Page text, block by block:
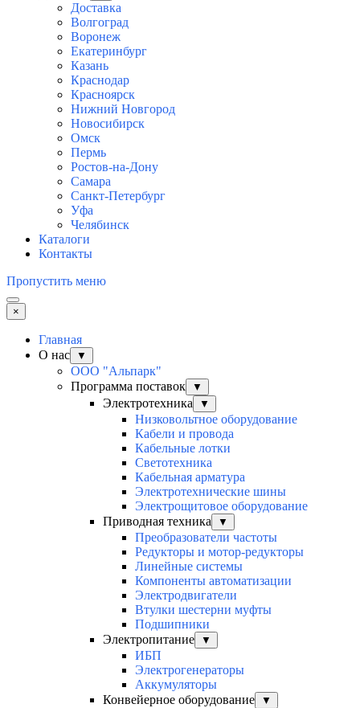
Доставка
Волгоград
Воронеж
Екатеринбург
Казань
Краснодар
Красноярск
Нижний Новгород
Новосибирск
Омск
Пермь
Ростов-на-Дону
Самара
Санкт-Петербург
Уфа
Челябинск
Каталоги
Контакты
Пропустить меню
×
Главная
О нас
▼
ООО "Альпарк"
Программа поставок
▼
Электротехника ▼
Низковольтное оборудование
Кабели и провода
Кабельные лотки
Светотехника
Кабельная арматура
Электротехнические шины
Электрощитовое оборудование
Приводная техника
▼
Преобразователи частоты
Редукторы и мотор-редукторы
Линейные системы
Компоненты автоматизации
Электродвигатели
Втулки шестерни муфты
Подшипники
Электропитание
▼
ИБП
Электрогенераторы
Аккумуляторы
Конвейерное оборудование
▼